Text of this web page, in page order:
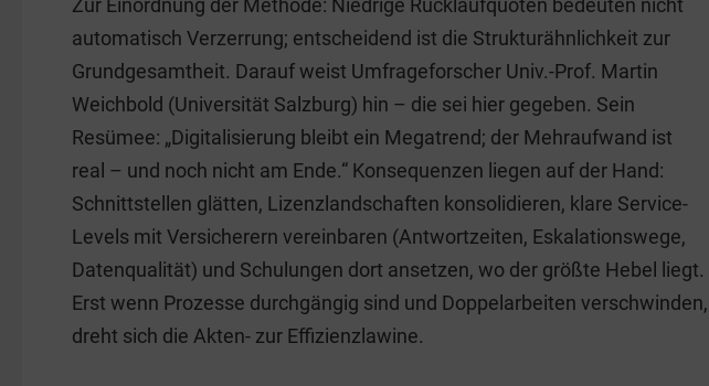
Zur Einordnung der Methode: Niedrige Rücklaufquoten bedeuten nicht
automatisch Verzerrung; entscheidend ist die Strukturähnlichkeit zur
Grundgesamtheit. Darauf weist Umfrageforscher Univ.-Prof. Martin
Weichbold (Universität Salzburg) hin – die sei hier gegeben. Sein
Resümee: „Digitalisierung bleibt ein Megatrend; der Mehraufwand ist
real – und noch nicht am Ende.“ Konsequenzen liegen auf der Hand:
Schnittstellen glätten, Lizenzlandschaften konsolidieren, klare Service-
Levels mit Versicherern vereinbaren (Antwortzeiten, Eskalationswege,
Datenqualität) und Schulungen dort ansetzen, wo der größte Hebel liegt.
Erst wenn Prozesse durchgängig sind und Doppelarbeiten verschwinden,
dreht sich die Akten- zur Effizienzlawine.